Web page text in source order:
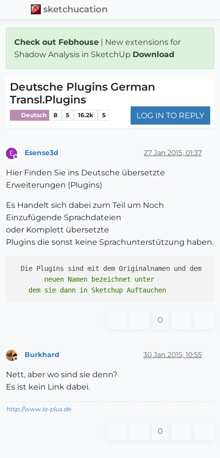
sketchucation
Check out Febhouse | New extensions for
Shadow Analysis in SketchUp Download
Deutsche Plugins German
Transl.Plugins
Deutsch 8 5 16.2k 5 LOG IN TO REPLY
E Esense3d 27 Jan 2015, 01:37
Hier Finden Sie ins Deutsche übersetzte
Erweiterungen (Plugins)
Es Handelt sich dabei zum Teil um Noch
Einzufügende Sprachdateien
oder Komplett übersetzte
Plugins die sonst keine Sprachunterstützung haben.
        neuen Namen bezeichnet unter
0
Burkhard 30 Jan 2015, 10:55
Nett, aber wo sind sie denn?
Es ist kein Link dabei.
http://www.ia-plus.de
0